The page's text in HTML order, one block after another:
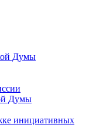
Думы
Думы
инициативных